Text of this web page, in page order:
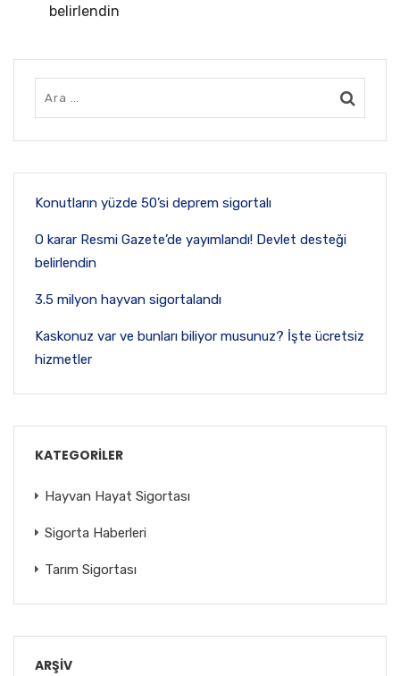
belirlendin
Konutların yüzde 50’si deprem sigortalı
O karar Resmi Gazete’de yayımlandı! Devlet desteği
belirlendin
3.5 milyon hayvan sigortalandı
Kaskonuz var ve bunları biliyor musunuz? İşte ücretsiz
hizmetler
KATEGORILER
Hayvan Hayat Sigortası
Sigorta Haberleri
Tarım Sigortası
ARŞIV